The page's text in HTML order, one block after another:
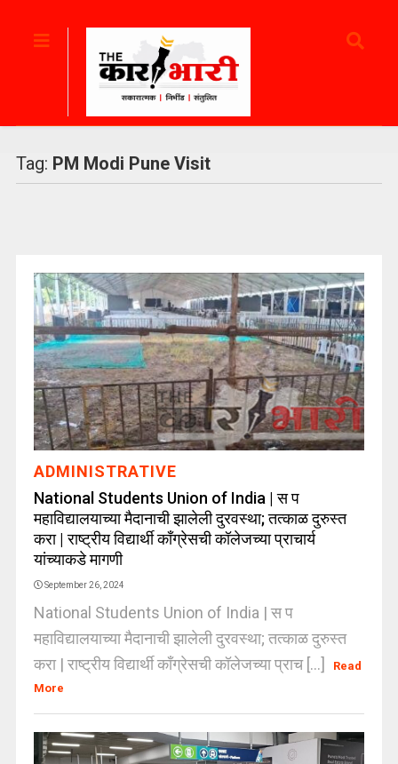
Tag: PM Modi Pune Visit
ADMINISTRATIVE
National Students Union of India | स प
महाविद्यालयाच्या मैदानाची झालेली दुरवस्था; तत्काळ दुरुस्त
करा | राष्ट्रीय विद्यार्थी काँग्रेसची कॉलेजच्या प्राचार्य
यांच्याकडे मागणी
September 26, 2024
National Students Union of India | स प
महाविद्यालयाच्या मैदानाची झालेली दुरवस्था; तत्काळ दुरुस्त
करा | राष्ट्रीय विद्यार्थी काँग्रेसची कॉलेजच्या प्राच [...]
Read
More